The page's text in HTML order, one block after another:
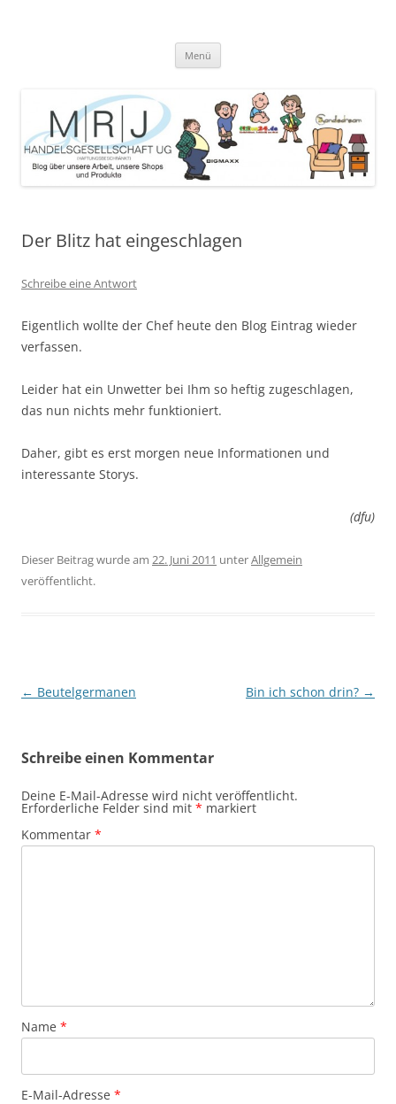
angebotene Produkte
Menü
Der Blitz hat eingeschlagen
Schreibe eine Antwort
Eigentlich wollte der Chef heute den Blog Eintrag wieder
verfassen.
Leider hat ein Unwetter bei Ihm so heftig zugeschlagen,
das nun nichts mehr funktioniert.
Daher, gibt es erst morgen neue Informationen und
interessante Storys.
(dfu)
Dieser Beitrag wurde am 22. Juni 2011 unterAllgemein
veröffentlicht.
Beitragsnavigation
← Beutelgermanen Bin ich schon drin? →
Schreibe einen Kommentar
Deine E-Mail-Adresse wird nicht veröffentlicht.
Erforderliche Felder sind mit * markiert
Kommentar *
Name *
E-Mail-Adresse *